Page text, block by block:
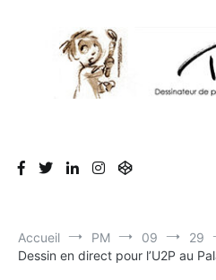
direct, dessin
direct lors des séminaires
Accueil PM 09
29
Dessin en direct pour l’U2P au